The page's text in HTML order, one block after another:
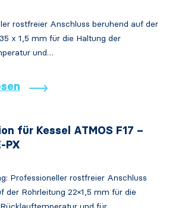
rostfreier Anschluss beruhend auf der
x 1,5 mm für die Haltung der
und…
für Kessel ATMOS F17 –
PX
Professioneller rostfreier Anschluss
der Rohrleitung 22×1,5 mm für die